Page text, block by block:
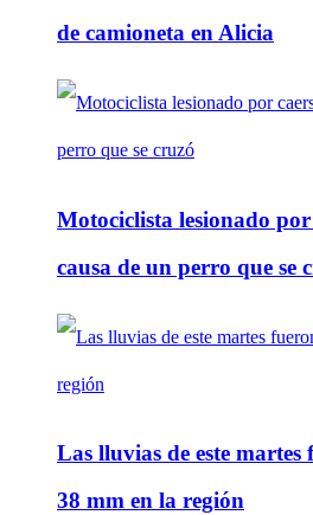
de camioneta en Alicia
Motociclista lesionado por
causa de un perro que se
Las lluvias de este martes
38 mm en la región